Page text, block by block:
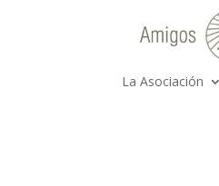
La Asociación